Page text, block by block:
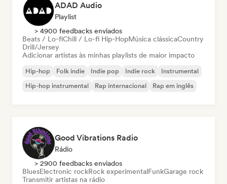
ADAD Audio
Playlist
> 4900 feedbacks enviados
Beats / Lo-fiChill / Lo-fi Hip-HopMúsica clássicaCountry
Drill/Jersey
Adicionar artistas às minhas playlists de maior impacto
Hip-hop Folk indie Indie pop Indie rock
Instrumental
Hip-hop instrumental
Rap internacional Rap em inglês
Good Vibrations Radio
Rádio
> 2900 feedbacks enviados
BluesElectronic rockRock experimentalFunkGarage rock
Transmitir artistas na rádio